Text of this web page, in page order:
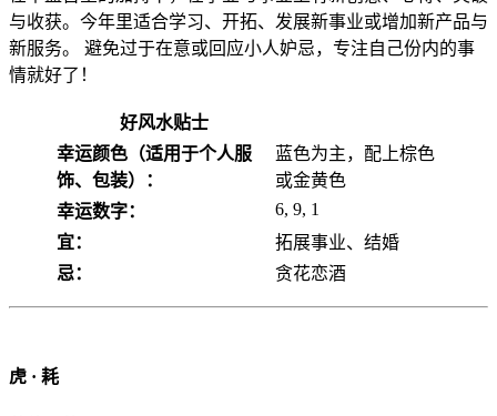
与收获。今年里适合学习、开拓、发展新事业或增加新产品与
新服务。 避免过于在意或回应小人妒忌，专注自己份内的事
情就好了！
好风水贴士
幸运颜色（适用于个人服
饰、包装）：
蓝色为主，配上棕色
或金黄色
幸运数字：
6, 9, 1
宜：
拓展事业、结婚
忌：
贪花恋酒
虎 · 耗